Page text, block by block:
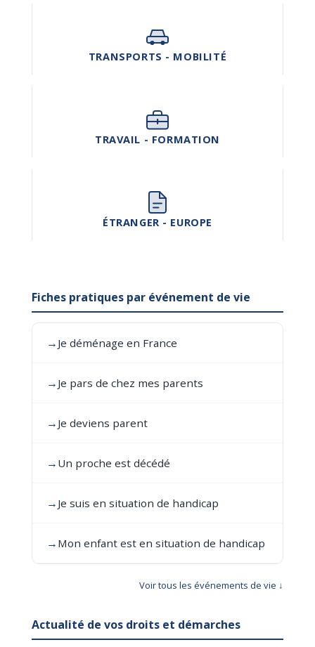
TRANSPORTS - MOBILITÉ
TRAVAIL - FORMATION
ÉTRANGER - EUROPE
Fiches pratiques par événement de vie
→ Je déménage en France
→ Je pars de chez mes parents
→ Je deviens parent
→ Un proche est décédé
→ Je suis en situation de handicap
→ Mon enfant est en situation de handicap
Voir tous les événements de vie ↓
Actualité de vos droits et démarches